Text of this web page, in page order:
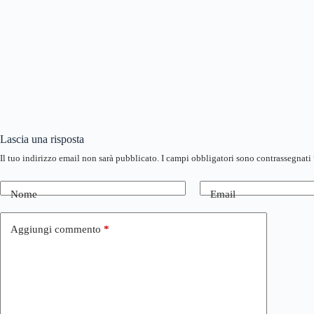
Lascia una risposta
Il tuo indirizzo email non sarà pubblicato. I campi obbligatori sono contrassegnati
Nome Email
Aggiungi commento *